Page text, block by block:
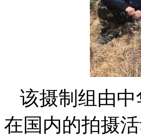
该摄制组由
在国内的拍摄活